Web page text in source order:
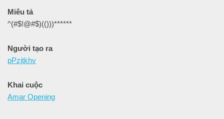
Miêu tả
^(#$!@#$)(()))******
Người tạo ra
pPzjtkhv
Khai cuộc
Amar Opening